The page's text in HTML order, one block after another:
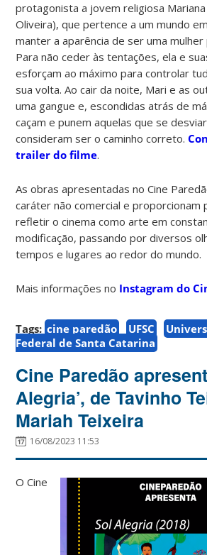
protagonista a jovem religiosa
Oliveira), que pertence a um mundo
manter a aparência de ser uma
Para não ceder às tentações, ela e
esforçam ao máximo para controlar
sua volta. Ao cair da noite, Mari e as
uma gangue e, escondidas atrás de
caçam e punem aquelas que se
consideram ser o caminho correto.
trailer do filme.
As obras apresentadas no Cine
caráter não comercial e proporcionam
refletir o cinema como arte em
modificação, passando por diversos
tempos e lugares ao redor do mundo.
Mais informações no Instagram do
Tags: cine paredão UFSC
Federal de Santa Catarina
Cine Paredão
Alegria’, de Tavinho
Mariah Teixeira
16/08/2023 11:53
O Cine